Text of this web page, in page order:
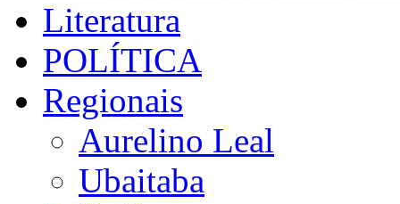
Literatura
POLÍTICA
Regionais
Aurelino Leal
Ubaitaba